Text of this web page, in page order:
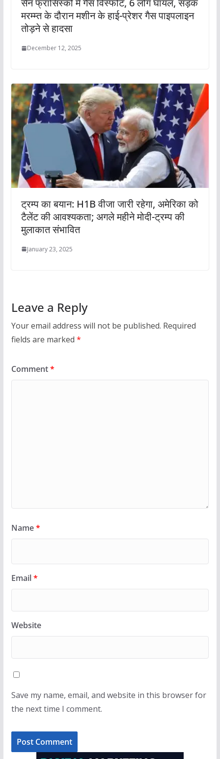
सैन फ्रांसिस्को में गैस विस्फोट, 6 लोग घायल, सड़क
मरम्म्त के दौरान मशीन के हाई-प्रेशर गैस पाइपलाइन
तोड़ने से हादसा
December 12, 2025
ट्रम्प का बयान: H1B वीजा जारी रहेगा, अमेरिका को
टैलेंट की आवश्यकता; अगले महीने मोदी-ट्रम्प की
मुलाकात संभावित
January 23, 2025
Leave a Reply
Your email address will not be published. Required
fields are marked *
Comment*
Name*
Email*
Website
Save my name, email, and website in this browser for
the next time I comment.